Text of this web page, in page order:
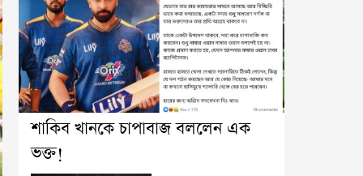
শাকিব খানকে চাপাবাজ বললেন এক
ভক্ত!